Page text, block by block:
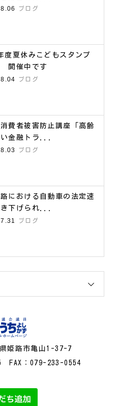
ブログ
度夏休みこどもスタンプ
開催中です
ブログ
費者被害防止講座「高齢
い金融トラ...
ブログ
における自動車の法定速
き下げられ...
ブログ
姫路市亀山1-37-7
FAX：079-233-0554